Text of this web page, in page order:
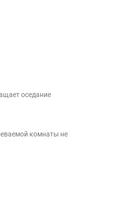
оседание
комнаты не